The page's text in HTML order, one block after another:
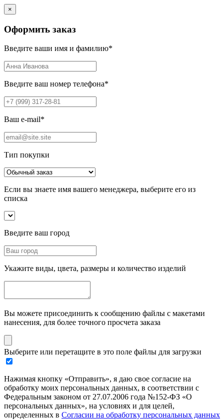
×
Оформить заказ
Введите ваши имя и фамилию*
Введите ваш номер телефона*
Ваш e-mail*
Тип покупки
Если вы знаете имя вашего менеджера, выберите его из
списка
Введите ваш город
Укажите виды, цвета, размеры и количество изделий
Вы можете присоединить к сообщению файлы с макетами
нанесения, для более точного просчета заказа
Выберите или перетащите в это поле файлы для загрузки
Нажимая кнопку «Отправить», я даю свое согласие на
обработку моих персональных данных, в соответствии с
Федеральным законом от 27.07.2006 года №152-ФЗ «О
персональных данных», на условиях и для целей,
определенных в Согласии на обработку персональных данных